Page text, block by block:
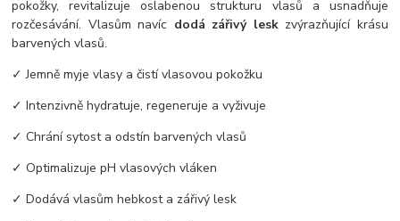
pokožky, revitalizuje oslabenou strukturu vlasů a usnadňuje
rozčesávání. Vlasům navíc dodá zářivý lesk zvýrazňující krásu
barvených vlasů.
✓ Jemně myje vlasy a čistí vlasovou pokožku
✓ Intenzivně hydratuje, regeneruje a vyživuje
✓ Chrání sytost a odstín barvených vlasů
✓ Optimalizuje pH vlasových vláken
✓ Dodává vlasům hebkost a zářivý lesk